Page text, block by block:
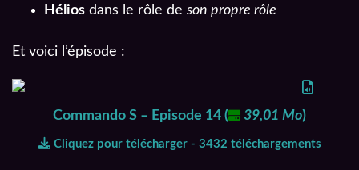
Hélios dans le rôle de son propre rôle
Et voici l’épisode :
Commando S – Episode 14 ( 39,01 Mo)
Cliquez pour télécharger - 3432 téléchargements